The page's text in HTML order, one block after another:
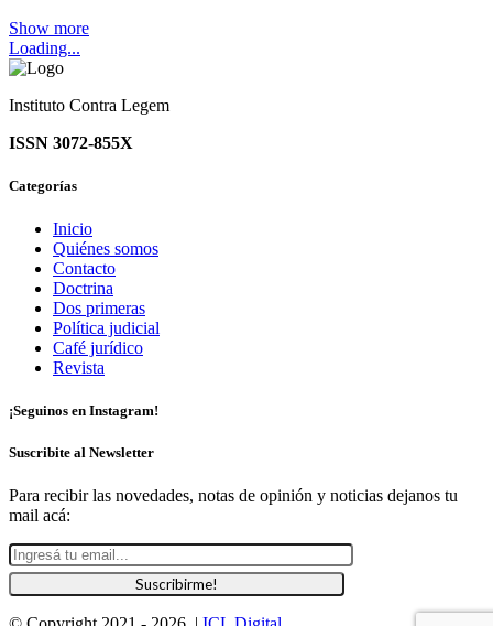
Show more
Loading...
Instituto Contra Legem
ISSN 3072-855X
Categorías
Inicio
Quiénes somos
Contacto
Doctrina
Dos primeras
Política judicial
Café jurídico
Revista
¡Seguinos en Instagram!
Suscribite al Newsletter
Para recibir las novedades, notas de opinión y noticias dejanos tu
mail acá: